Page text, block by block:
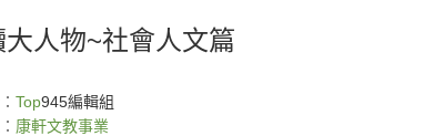
大人物~社會人文篇
Top945編輯組
康軒文教事業